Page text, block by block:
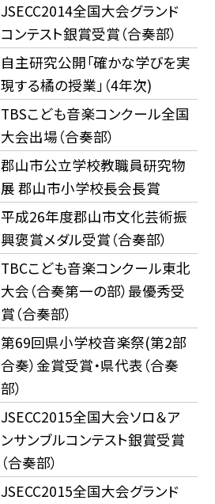
JSECC2014全国大会グランド
コンテスト銀賞受賞（合奏部）
自主研究公開「確かな学びを実
現する橘の授業」（4年次)
TBSこども音楽コンクール全国
大会出場（合奏部）
郡山市公立学校教職員研究物
展 郡山市小学校長会長賞
平成26年度郡山市文化芸術振
興褒賞メダル受賞（合奏部）
TBCこども音楽コンクール東北
大会（合奏第一の部）最優秀受
賞（合奏部）
第69回県小学校音楽祭(第2部
合奏）金賞受賞・県代表（合奏
部）
JSECC2015全国大会ソロ＆ア
ンサンブルコンテスト銀賞受賞
（合奏部）
JSECC2015全国大会グランド